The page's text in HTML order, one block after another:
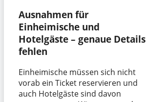
Ausnahmen für
Einheimische und
Hotelgäste – genaue Details
fehlen
Einheimische müssen sich nicht
vorab ein Ticket reservieren und
auch Hotelgäste sind davon